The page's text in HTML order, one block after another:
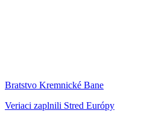
Bratstvo Kremnické Bane
Veriaci zaplnili Stred Európy